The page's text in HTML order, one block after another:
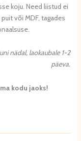
koju. Need liistud ei
või MDF, tagades
nädal, laokaubale 1-2
päeva.
kodu jaoks!